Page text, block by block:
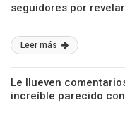
seguidores por revelar
Leer más
Le llueven
increíble parecido